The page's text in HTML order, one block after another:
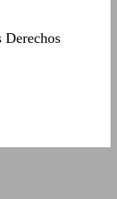
Derechos